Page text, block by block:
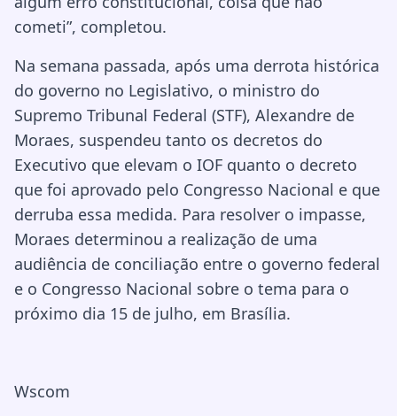
cometi”, completou.
Na semana passada, após uma derrota histórica
do governo no Legislativo, o ministro do
Supremo Tribunal Federal (STF), Alexandre de
Moraes, suspendeu tanto os decretos do
Executivo que elevam o IOF quanto o decreto
que foi aprovado pelo Congresso Nacional e que
derruba essa medida. Para resolver o impasse,
Moraes determinou a realização de uma
audiência de conciliação entre o governo federal
e o Congresso Nacional sobre o tema para o
próximo dia 15 de julho, em Brasília.
Wscom